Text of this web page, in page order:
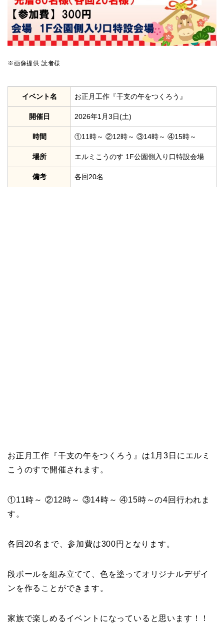
※画像提供 読者様
イベント名 お正月工作『干支の午をつくろう』
開催日 2026年1月3日(土)
時間 ①11時～ ②12時～ ③14時～ ④15時～
場所 エルミこうのす 1F公園側入り口特設会場
備考 各回20名
お正月工作『干支の午をつくろう』は1月3日にエルミ
こうのすで開催されます。
①11時～ ②12時～ ③14時～ ④15時～の4回行われま
す。
各回20名まで、参加費は300円となります。
段ボールを組み立てて、色を塗ってオリジナルデザイ
ンを作ることができます。
家族で楽しめるイベントになっていると思います！！